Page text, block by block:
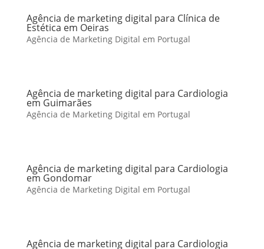
Agência de marketing digital para Clínica de
Estética em Oeiras
Agência de Marketing Digital em Portugal
Agência de marketing digital para Cardiologia
em Guimarães
Agência de Marketing Digital em Portugal
Agência de marketing digital para Cardiologia
em Gondomar
Agência de Marketing Digital em Portugal
Agência de marketing digital para Cardiologia